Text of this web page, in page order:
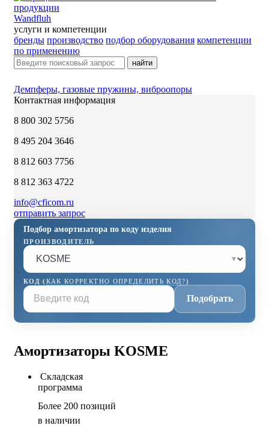
Wandfluh
услуги и компетенции
бренды производство подбор оборудования компетенции
по применению
найти
Демпферы, газовые пружины, виброопоры
Контактная информация
8 800 302 5756
8 495 204 3646
8 812 603 7756
8 812 363 4722
info@cficom.ru
отправить запрос
Подбор амортизатора по коду изделия
ПРОИЗВОДИТЕЛЬ
▾
КОД (КАК КОРРЕКТНО ОПРЕДЕЛИТЬ КОД?)
Подобрать
Амортизаторы KOSME
Складская
программа
Более 200 позиций
в наличии